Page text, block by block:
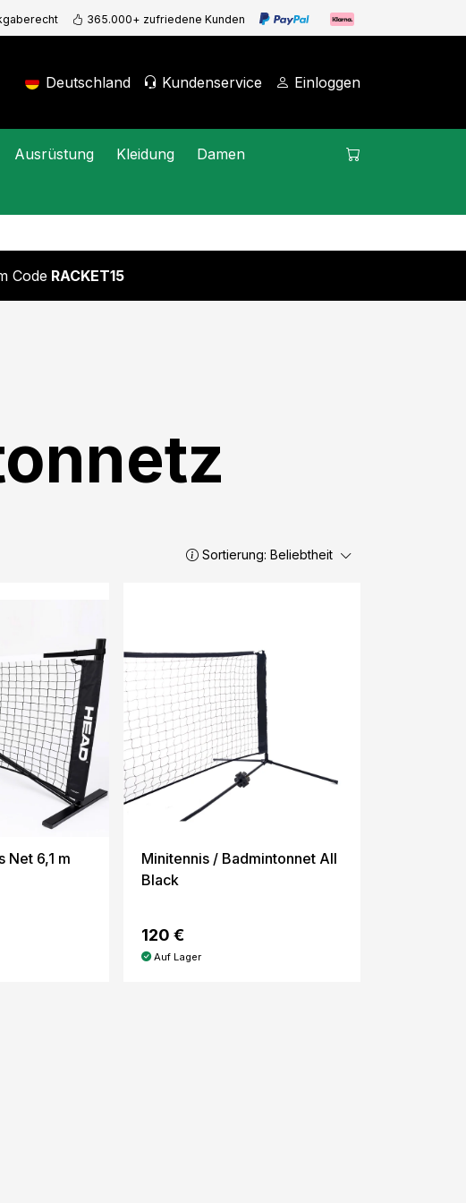
365.000+ zufriedene Kunden
Deutschland Kundenservice Einloggen
Ausrüstung Kleidung
Damen
CodeRACKET15
Sortierung:Beliebtheit
Net 6,1 m
Minitennis / Badmintonnet All
Black
120 €
Auf Lager